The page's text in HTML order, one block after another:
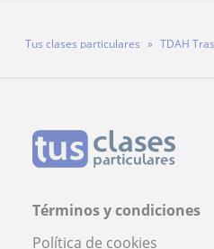
Tus clases particulares
TDAH
Términos y condiciones
Política de cookies